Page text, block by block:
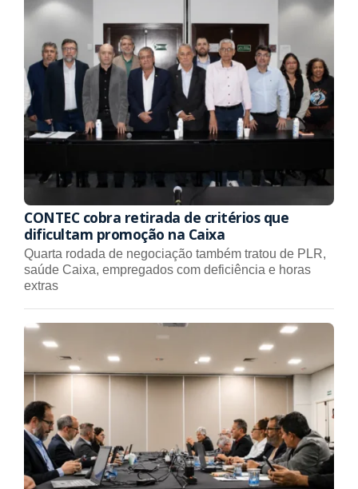
CONTEC cobra retirada de critérios que
dificultam promoção na Caixa
Quarta rodada de negociação também tratou de PLR,
saúde Caixa, empregados com deficiência e horas
extras